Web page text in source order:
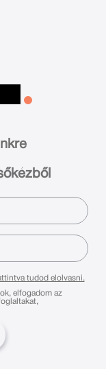
tudod elolvasni.
elfogadom az
és adatkezelési szabályzatban foglaltakat,